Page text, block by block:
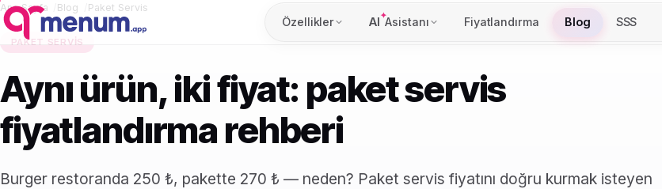
Özellikler AI Asistanı Fiyatlandırma Blog SSS
Ana Sayfa Blog Paket Servis
PAKET SERVIS
Aynı ürün, iki fiyat: paket servis
fiyatlandırma rehberi
Burger restoranda 250 ₺, pakette 270 ₺ — neden? Paket servis fiyatını doğru kurmak isteyen